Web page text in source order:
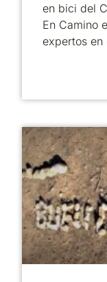
en bici del
En Camino
expertos en